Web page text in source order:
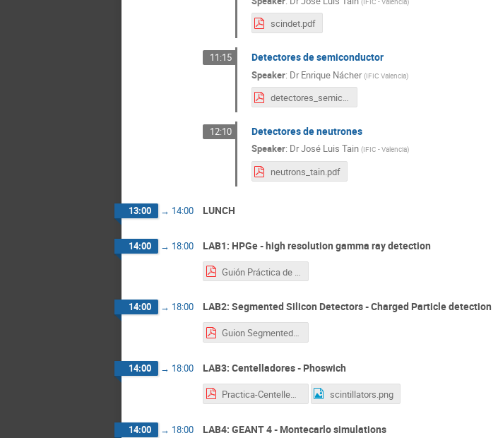
scindet.pdf
11:15 Detectores de semiconductor
Speaker: Dr Enrique Nácher (IFIC Valencia)
detectores_semiconductor.pdf
12:10 Detectores de neutrones
Speaker: DrJosé Luis Tain (IFIC - Valencia)
neutrons_tain.pdf
13:00 → 14:00 LUNCH
14:00 → 18:00 LAB1: HPGe - high resolution gamma ray detection
Guión Práctica de HPGe.pdf
14:00 → 18:00 LAB2: Segmented Silicon Detectors - Charged Particle detection
Guion Segmented-Si Lab2.pdf
14:00 → 18:00 LAB3: Centelladores - Phoswich
Practica-Centelleo.pdf
scintillators.png
14:00 → 18:00 LAB4: GEANT 4 - Montecarlo simulations